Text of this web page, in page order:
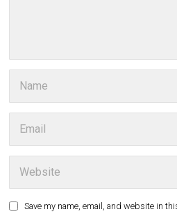
Save my name, email, and website in